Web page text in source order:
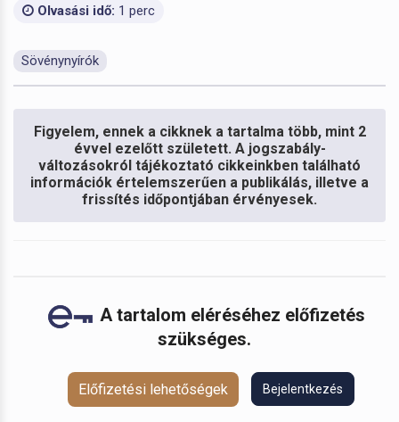
Olvasási idő: 1 perc
Sövénynyírók
Figyelem, ennek a cikknek a tartalma több, mint 2
évvel ezelőtt született. A jogszabály-
változásokról tájékoztató cikkeinkben található
információk értelemszerűen a publikálás, illetve a
frissítés időpontjában érvényesek.
A tartalom eléréséhez előfizetés
szükséges.
Előfizetési lehetőségek Bejelentkezés